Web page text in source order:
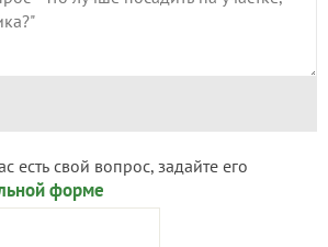
есть свой вопрос, задайте его
форме